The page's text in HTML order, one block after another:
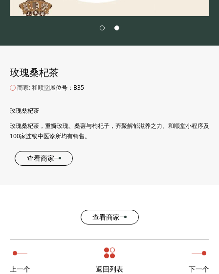
玫瑰桑杞茶
商家: 和顺堂展位号：B35
玫瑰桑杞茶
玫瑰桑杞茶，重瓣玫瑰、桑葚与枸杞子，齐聚解郁滋养之力。和顺堂小程序及
100家连锁中医诊所均有销售。
查看商家
查看商家
上一个 返回列表 下一个